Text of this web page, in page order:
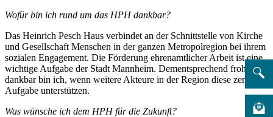
Wofür bin ich rund um das HPH dankbar?
Das Heinrich Pesch Haus verbindet an der Schnittstelle von Kirche
und Gesellschaft Menschen in der ganzen Metropolregion bei ihrem
sozialen Engagement. Die Förderung ehrenamtlicher Arbeit ist eine
wichtige Aufgabe der Stadt Mannheim. Dementsprechend froh und
dankbar bin ich, wenn weitere Akteure in der Region diese zentrale
Aufgabe unterstützen.
Was wünsche ich dem HPH für die Zukunft?